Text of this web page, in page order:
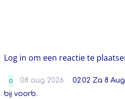
Log in om een reactie te
O 08 aug 2026
02.02 Za 8
bij voorb.